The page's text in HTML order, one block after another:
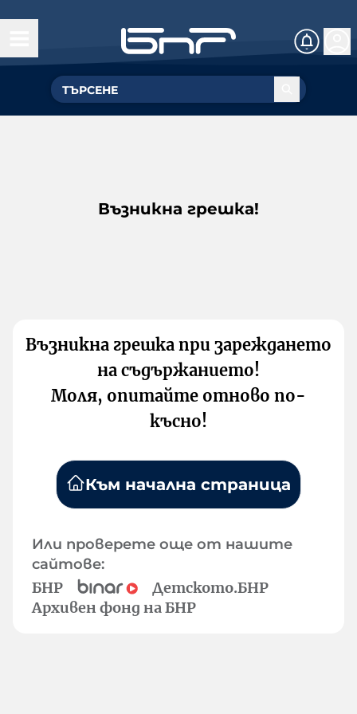
Възникна грешка!
Възникна грешка при зареждането
на съдържанието!
Моля, опитайте отново по-
късно!
Към начална страница
Или проверете още от нашите
сайтове:
БНР
Детското.БНР
Архивен фонд на БНР